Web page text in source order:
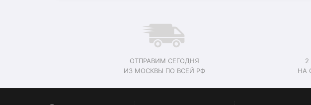
ОТПРАВИМ СЕГОДНЯ
ИЗ МОСКВЫ ПО ВСЕЙ РФ
НА